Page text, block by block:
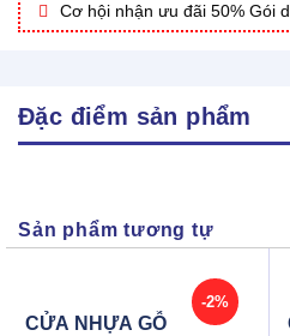
Cơ hội nhận ưu đãi 50% Gói
Đặc điểm sản phẩm
Sản phẩm tương tự
-2%
CỬA NHỰA GỖ